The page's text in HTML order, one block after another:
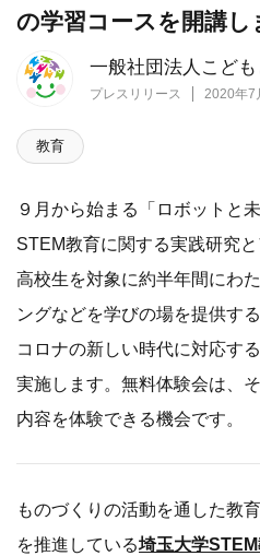
一般社団法人こど
プレスリリース 2020年7
の学習コースを開講し
教育
９月から始まる「ロボットと
STEM教育に関する実践研究
高校生を対象に約半年間にわ
ングなどを学びの場を提供す
コロナの新しい時代に対応す
実施します。無料体験会は、
内容を体験できる機会です。
ものづくりの活動を通した教
を推進している埼玉大学